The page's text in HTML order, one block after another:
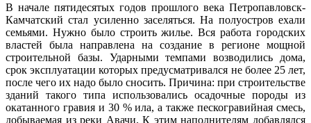
В начале пятидесятых годов прошлого века Петропавловск-
Камчатский стал усиленно заселяться. На полуостров ехали
семьями. Нужно было строить жилье. Вся работа городских
властей была направлена на создание в регионе мощной
строительной базы. Ударными темпами возводились дома,
срок эксплуатации которых предусматривался не более 25 лет,
после чего их надо было сносить. Причина: при строительстве
зданий такого типа использовались осадочные породы из
окатанного гравия и 30 % ила, а также пескогравийная смесь,
добываемая из реки Авачи. К этим наполнителям добавлялся